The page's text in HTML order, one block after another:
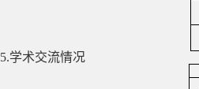
5.学术交流情况